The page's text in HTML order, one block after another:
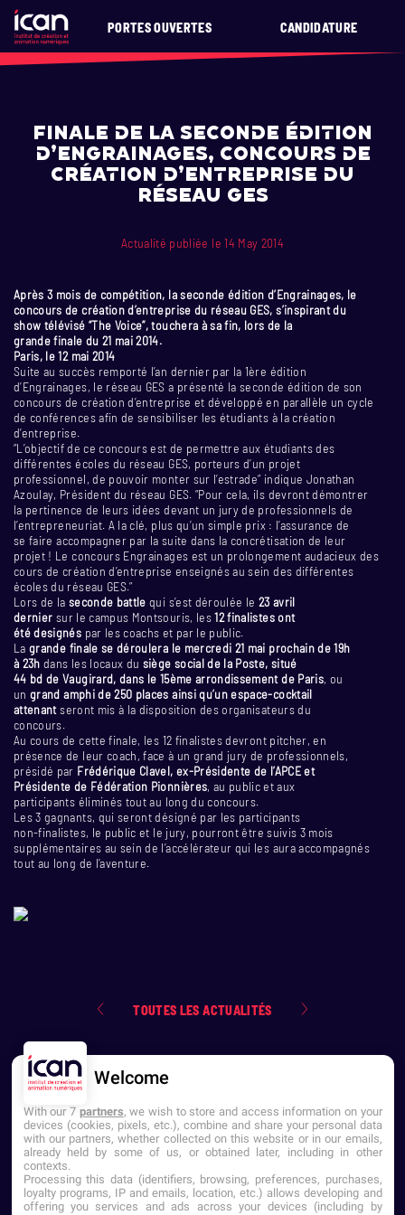
PORTES OUVERTES CANDIDATURE
Finale de la seconde édition
d’Engrainages, concours de
création d’entreprise du
Réseau GES
Actualité publiée le 14 May 2014
Après 3 mois de compétition, la seconde édition d’Engrainages, le
concours de création d’entreprise du réseau GES, s’inspirant du
show télévisé “The Voice”, touchera à sa fin, lors de la
grande finale du 21 mai 2014.
Paris, le 12 mai 2014
Suite au succès remporté l’an dernier par la 1ère édition
d’Engrainages, le réseau GES a présenté la seconde édition de son
concours de création d’entreprise et développé en parallèle un cycle
de conférences afin de sensibiliser les étudiants à la création
d’entreprise.
“L’objectif de ce concours est de permettre aux étudiants des
différentes écoles du réseau GES, porteurs d’un projet
professionnel, de pouvoir monter sur l’estrade” indique Jonathan
Azoulay, Président du réseau GES. “Pour cela, ils devront démontrer
la pertinence de leurs idées devant un jury de professionnels de
l’entrepreneuriat. A la clé, plus qu’un simple prix : l’assurance de
se faire accompagner par la suite dans la concrétisation de leur
projet ! Le concours Engrainages est un prolongement audacieux des
cours de création d’entreprise enseignés au sein des différentes
écoles du réseau GES.”
Lors de la seconde battle qui s’est déroulée le 23 avril
dernier sur le campus Montsouris, les12 finalistes ont
été designés par les coachs et par le public.
Lagrande finale se déroulera le mercredi 21 mai prochain de 19h
à 23h dans les locaux du siège social de la Poste, situé
44 bd de Vaugirard, dans le 15ème arrondissement de Paris, ou
ungrand amphi de 250 places ainsi qu’un espace-cocktail
attenantseront mis à la disposition des organisateurs du
concours.
Au cours de cette finale, les 12 finalistes devront pitcher, en
présence de leur coach, face à un grand jury de professionnels,
présidé par Frédérique Clavel, ex-Présidente de l’APCE et
Présidente de Fédération Pionnières, au public et aux
participants éliminés tout au long du concours.
Les 3 gagnants, qui seront désigné par les participants
non-finalistes, le public et le jury, pourront être suivis 3 mois
supplémentaires au sein de l’accélérateur qui les aura accompagnés
tout au long de l’aventure.
TOUTES LES ACTUALITÉS
NOUS CONTACTER
Établissement d'Enseignement
Welcome
With our 7 partners, we wish to store and access information on your
devices (cookies, pixels, etc.), combine and share your personal data
with our partners, whether collected on this website or in our emails,
already held by some of us, or obtained later, including in other
contexts.
Processing this data (identifiers, browsing, preferences, purchases,
loyalty programs, IP and emails, location, etc.) allows developing and
offering you services and ads across your devices (including by